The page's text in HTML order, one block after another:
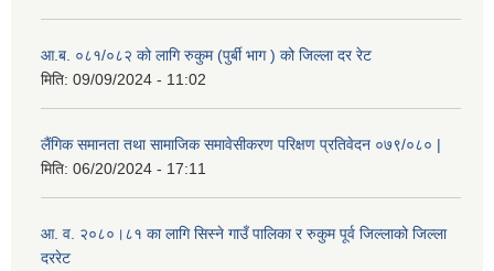
आ.ब. ०८१/०८२ को लागि रुकुम (पुर्बी भाग ) को जिल्ला दर रेट
मिति: 09/09/2024 - 11:02
लैंगिक समानता तथा सामाजिक समावेसीकरण परिक्षण प्रतिवेदन ०७९/०८० |
मिति: 06/20/2024 - 17:11
आ. व. २०८०।८१ का लागि सिस्ने गाउँ पालिका र रुकुम पूर्व जिल्लाको जिल्ला
दररेट